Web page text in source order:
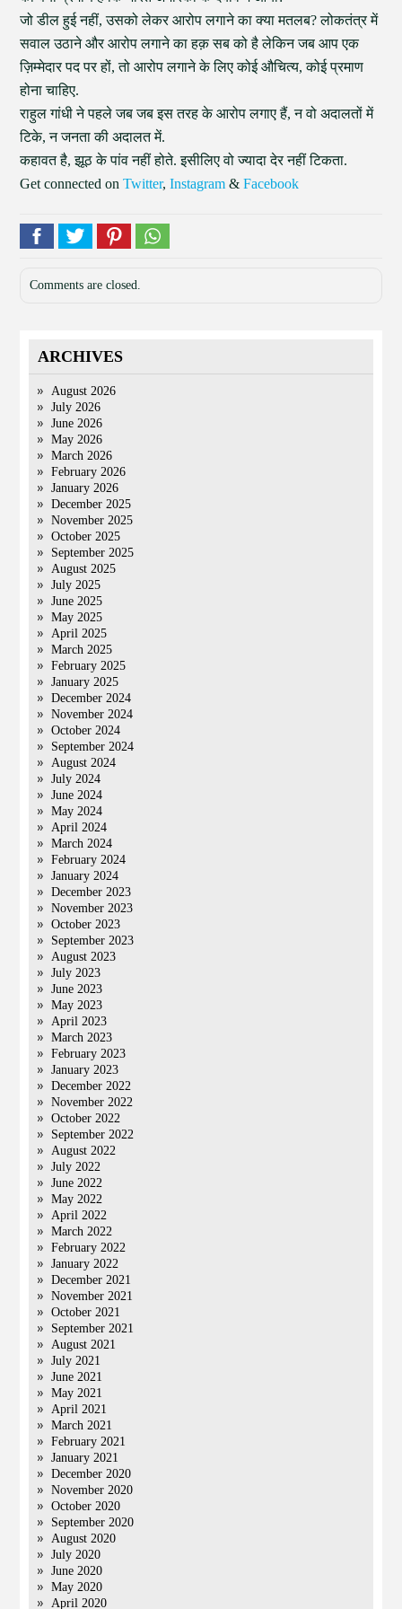
जो डील हुई नहीं, उसको लेकर आरोप लगाने का क्या मतलब? लोकतंत्र में
सवाल उठाने और आरोप लगाने का हक़ सब को है लेकिन जब आप एक
ज़िम्मेदार पद पर हों, तो आरोप लगाने के लिए कोई औचित्य, कोई प्रमाण
होना चाहिए.
राहुल गांधी ने पहले जब जब इस तरह के आरोप लगाए हैं, न वो अदालतों में
टिके, न जनता की अदालत में.
कहावत है, झूठ के पांव नहीं होते. इसीलिए वो ज्यादा देर नहीं टिकता.
Get connected onTwitter,Instagram &Facebook
Comments are closed.
ARCHIVES
August 2026
July 2026
June 2026
May 2026
March 2026
February 2026
January 2026
December 2025
November 2025
October 2025
September 2025
August 2025
July 2025
June 2025
May 2025
April 2025
March 2025
February 2025
January 2025
December 2024
November 2024
October 2024
September 2024
August 2024
July 2024
June 2024
May 2024
April 2024
March 2024
February 2024
January 2024
December 2023
November 2023
October 2023
September 2023
August 2023
July 2023
June 2023
May 2023
April 2023
March 2023
February 2023
January 2023
December 2022
November 2022
October 2022
September 2022
August 2022
July 2022
June 2022
May 2022
April 2022
March 2022
February 2022
January 2022
December 2021
November 2021
October 2021
September 2021
August 2021
July 2021
June 2021
May 2021
April 2021
March 2021
February 2021
January 2021
December 2020
November 2020
October 2020
September 2020
August 2020
July 2020
June 2020
May 2020
April 2020